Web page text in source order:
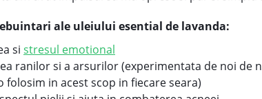
ale uleiului esential de lavanda:
si stresul emotional
ranilor si a arsurilor (experimentata de noi de
folosim in acest scop in fiecare seara)